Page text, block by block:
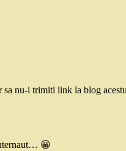
sa nu-i trimiti link la blog
😀